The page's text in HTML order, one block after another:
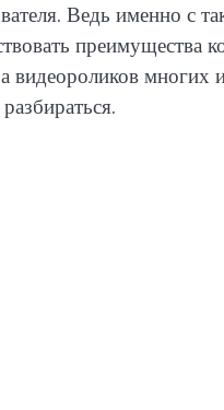
Ведь именно с
преимущества
многих